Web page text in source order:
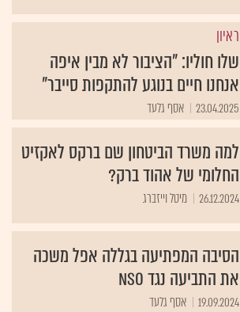
ראיון
שלו חוליו: "הציבור לא מבין איפה
אנחנו חיים בנוגע להתקפות סייבר"
23.04.2025 אסף גלעד
למה משרד הביטחון שם ברקס לאקזיט
החלומי של אהוד ברק?
26.12.2024 מיטל וייזברג
הסיבה המפתיעה בגללה אפל משכה
את התביעה נגד NSO
19.09.2024 אסף גלעד